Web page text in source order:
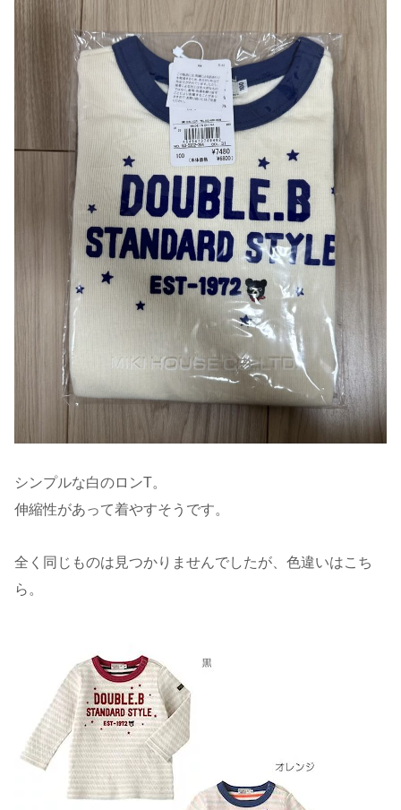
シンプルな白のロンT。
伸縮性があって着やすそうです。
全く同じものは見つかりませんでしたが、色違いはこち
ら。